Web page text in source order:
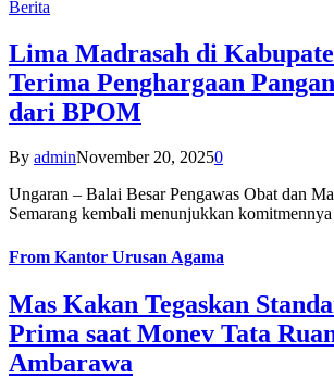
Berita
Lima Madrasah di
Terima Penghargaan
dari BPOM
By adminNovember 20, 20250
Ungaran – Balai Besar Pengawas Obat dan
Semarang kembali menunjukkan
From Kantor Urusan Agama
Mas Kakan Tegaskan
Prima saat Monev Tata
Ambarawa